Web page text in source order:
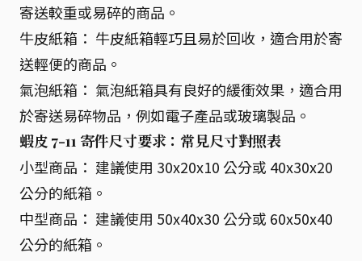
寄送較重或易碎的商品。
牛皮紙箱： 牛皮紙箱輕巧且易於回收，適合用於寄
送輕便的商品。
氣泡紙箱： 氣泡紙箱具有良好的緩衝效果，適合用
於寄送易碎物品，例如電子產品或玻璃製品。
蝦皮 7-11 寄件尺寸要求：常見尺寸對照表
小型商品： 建議使用 30x20x10 公分或 40x30x20
公分的紙箱。
中型商品： 建議使用 50x40x30 公分或 60x50x40
公分的紙箱。